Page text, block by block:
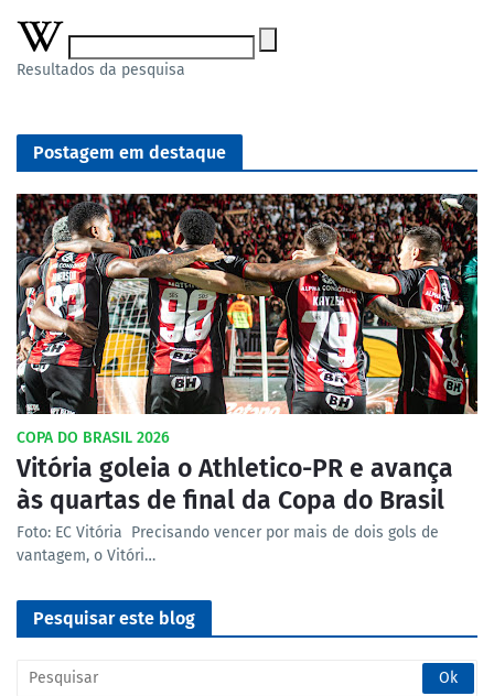
Resultados da pesquisa
Postagem em destaque
COPA DO BRASIL 2026
Vitória goleia o Athletico-PR e avança
às quartas de final da Copa do Brasil
Foto: EC Vitória Precisando vencer por mais de dois gols de
vantagem, o Vitóri…
Pesquisar este blog